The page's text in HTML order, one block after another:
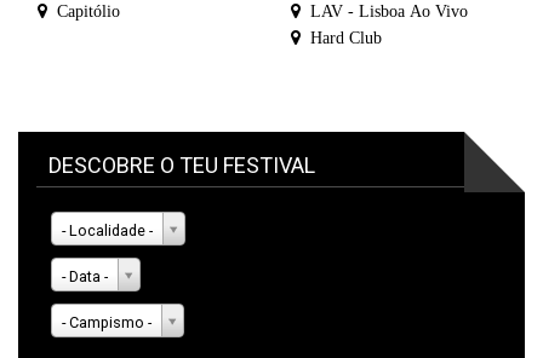
Capitólio
LAV - Lisboa Ao Vivo
Hard Club
DESCOBRE O TEU FESTIVAL
- Localidade -
- Data -
- Campismo -